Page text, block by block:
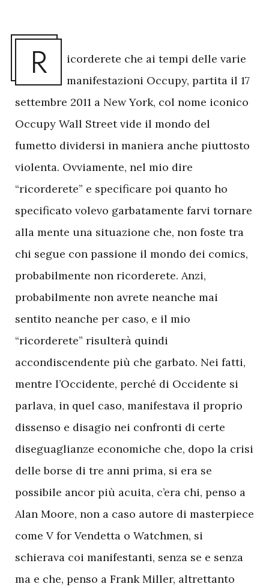
R
icorderete che ai tempi delle varie
manifestazioni Occupy, partita il 17
settembre 2011 a New York, col nome iconico
Occupy Wall Street vide il mondo del
fumetto dividersi in maniera anche piuttosto
violenta. Ovviamente, nel mio dire
“ricorderete” e specificare poi quanto ho
specificato volevo garbatamente farvi tornare
alla mente una situazione che, non foste tra
chi segue con passione il mondo dei comics,
probabilmente non ricorderete. Anzi,
probabilmente non avrete neanche mai
sentito neanche per caso, e il mio
“ricorderete” risulterà quindi
accondiscendente più che garbato. Nei fatti,
mentre l’Occidente, perché di Occidente si
parlava, in quel caso, manifestava il proprio
dissenso e disagio nei confronti di certe
diseguaglianze economiche che, dopo la crisi
delle borse di tre anni prima, si era se
possibile ancor più acuita, c’era chi, penso a
Alan Moore, non a caso autore di masterpiece
come V for Vendetta o Watchmen, si
schierava coi manifestanti, senza se e senza
ma e che, penso a Frank Miller, altrettanto